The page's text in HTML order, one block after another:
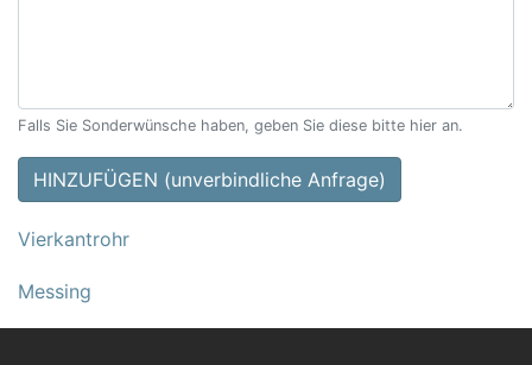
Falls Sie Sonderwünsche haben, geben Sie diese bitte hier an.
HINZUFÜGEN (unverbindliche Anfrage)
Vierkantrohr
Messing